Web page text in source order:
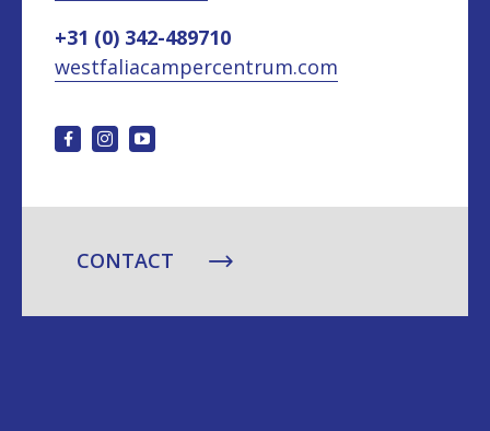
+31 (0) 342-489710
westfaliacampercentrum.com
CONTACT